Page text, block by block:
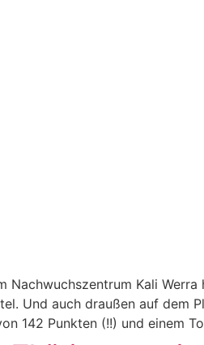
Nachwuchszentrum Kali
Und auch draußen auf dem
142 Punkten (!!) und einem